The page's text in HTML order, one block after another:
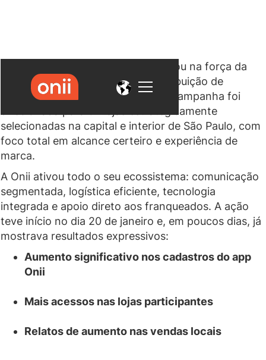
Em janeiro de 2025, a Harpic confiou na força da
Onii para lançar uma ação de distribuição de
amostras do seu novo produto. A campanha foi
direcionada para 57 lojas estrategicamente
selecionadas na capital e interior de São Paulo, com
foco total em alcance certeiro e experiência de
marca.
A Onii ativou todo o seu ecossistema: comunicação
segmentada, logística eficiente, tecnologia
integrada e apoio direto aos franqueados. A ação
teve início no dia 20 de janeiro e, em poucos dias, já
mostrava resultados expressivos:
Aumento significativo nos cadastros do app
Onii
Mais acessos nas lojas participantes
Relatos de aumento nas vendas locais